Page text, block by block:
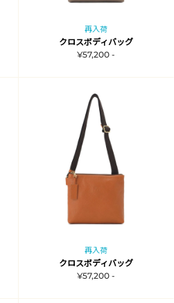
再入荷
クロスボディバッグ
¥57,200 -
再入荷
クロスボディバッグ
¥57,200 -